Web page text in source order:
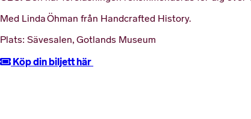
Med Linda Öhman från Handcrafted History.
Plats: Sävesalen, Gotlands Museum
Köp din biljett här